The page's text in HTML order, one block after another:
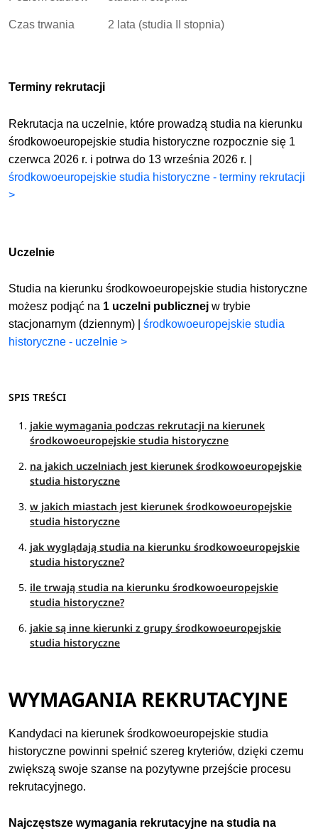
Czas trwania 2 lata (studia II stopnia)
Terminy rekrutacji
Rekrutacja na uczelnie, które prowadzą studia na kierunku
środkowoeuropejskie studia historyczne rozpocznie się 1
czerwca 2026 r. i potrwa do 13 września 2026 r. |
środkowoeuropejskie studia historyczne - terminy rekrutacji
>
Uczelnie
Studia na kierunku środkowoeuropejskie studia historyczne
możesz podjąć na 1 uczelni publicznej w trybie
stacjonarnym (dziennym) |środkowoeuropejskie studia
historyczne - uczelnie >
SPIS TREŚCI
jakie wymagania podczas rekrutacji na kierunek
środkowoeuropejskie studia historyczne
na jakich uczelniach jest kierunek środkowoeuropejskie
studia historyczne
w jakich miastach jest kierunek środkowoeuropejskie
studia historyczne
jak wyglądają studia na kierunku środkowoeuropejskie
studia historyczne?
ile trwają studia na kierunku środkowoeuropejskie
studia historyczne?
jakie są inne kierunki z grupy środkowoeuropejskie
studia historyczne
WYMAGANIA REKRUTACYJNE
Kandydaci na kierunek środkowoeuropejskie studia
historyczne powinni spełnić szereg kryteriów, dzięki czemu
zwiększą swoje szanse na pozytywne przejście procesu
rekrutacyjnego.
Najczęstsze wymagania rekrutacyjne na studia na